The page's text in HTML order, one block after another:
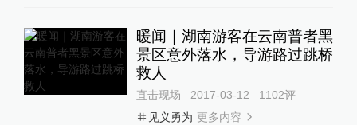
暖闻｜湖南游客在云南普者黑
景区意外落水，导游路过跳桥
救人
直击现场 2017-03-12 1102评
见义勇为 更多内容